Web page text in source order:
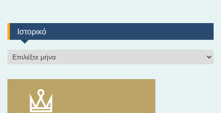
Ιστορικό